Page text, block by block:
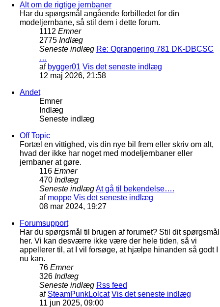
Alt om de rigtige jernbaner
Har du spørgsmål angående forbilledet for din
modeljernbane, så stil dem i dette forum.
1112 Emner
2775 Indlæg
Seneste indlæg Re: Oprangering 781 DK-DBCSC
…
af bygger01 Vis det seneste indlæg
12 maj 2026, 21:58
Andet
Emner
Indlæg
Seneste indlæg
Off Topic
Fortæl en vittighed, vis din nye bil frem eller skriv om alt,
hvad der ikke har noget med modeljernbaner eller
jernbaner at gøre.
116 Emner
470 Indlæg
Seneste indlægAt gå til bekendelse….
af moppe Vis det seneste indlæg
08 mar 2024, 19:27
Forumsupport
Har du spørgsmål til brugen af forumet? Stil dit spørgsmål
her. Vi kan desværre ikke være der hele tiden, så vi
appellerer til, at I vil forsøge, at hjælpe hinanden så godt I
nu kan.
76 Emner
326 Indlæg
Seneste indlæg Rss feed
af SteamPunkLolcat Vis det seneste indlæg
11 jun 2025, 09:00